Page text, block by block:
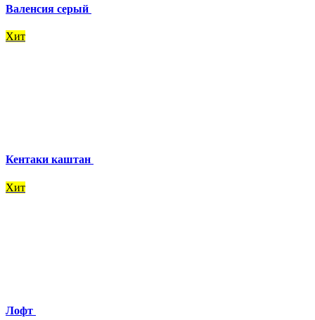
Валенсия серый
Хит
Кентаки каштан
Хит
Лофт